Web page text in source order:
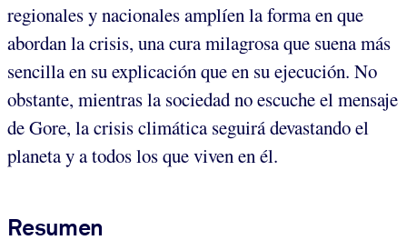
regionales y nacionales amplíen la forma en que
abordan la crisis, una cura milagrosa que suena más
sencilla en su explicación que en su ejecución. No
obstante, mientras la sociedad no escuche el mensaje
de Gore, la crisis climática seguirá devastando el
planeta y a todos los que viven en él.
Resumen